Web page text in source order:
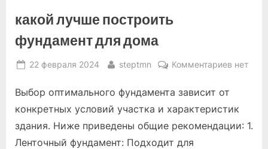
какой лучше построить
фундамент для дома
Posted
22 февраля 2024 By
steptmn Комментариевк
лучше
нет
Выбор оптимального фундамента зависит от
конкретных условий участка и характеристик
здания. Ниже приведены общие рекомендации: 1.
Ленточный фундамент: Подходит для